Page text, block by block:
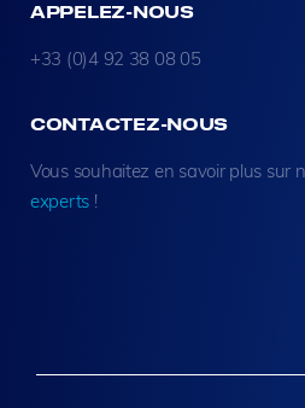
APPELEZ-NOUS
+33 (0)4 92 38 08 05
CONTACTEZ-NOUS
Vous souhaitez en savoir plus sur
experts !